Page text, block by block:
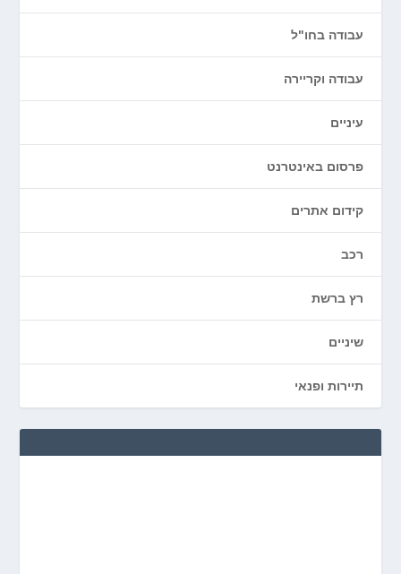
עבודה בחו"ל
עבודה וקריירה
עיניים
פרסום באינטרנט
קידום אתרים
רכב
רץ ברשת
שיניים
תיירות ופנאי